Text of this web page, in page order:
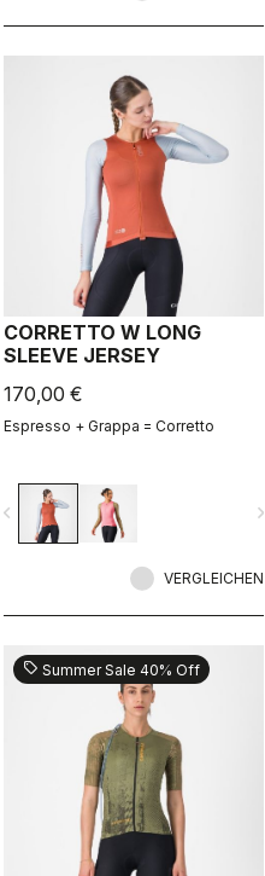
CORRETTO W LONG
SLEEVE JERSEY
170,00 €
Espresso + Grappa = Corretto
navigate_next
VERGLEICHEN
sell Summer Sale 40% Off